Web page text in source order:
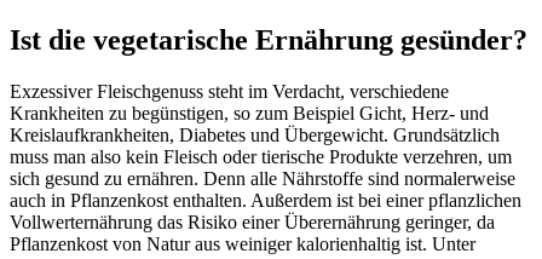
Ist die vegetarische Ernährung gesünder?
Exzessiver Fleischgenuss steht im Verdacht, verschiedene
Krankheiten zu begünstigen, so zum Beispiel Gicht, Herz- und
Kreislaufkrankheiten, Diabetes und Übergewicht. Grundsätzlich
muss man also kein Fleisch oder tierische Produkte verzehren, um
sich gesund zu ernähren. Denn alle Nährstoffe sind normalerweise
auch in Pflanzenkost enthalten. Außerdem ist bei einer pflanzlichen
Vollwerternährung das Risiko einer Überernährung geringer, da
Pflanzenkost von Natur aus weiniger kalorienhaltig ist. Unter